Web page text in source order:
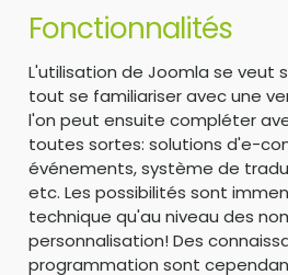
Fonctionnalités
L'utilisation de Joomla se veut
tout se familiariser avec une
l'on peut ensuite compléter
toutes sortes: solutions d'e-
événements, système de
etc. Les possibilités sont
technique qu'au niveau des
personnalisation! Des
programmation sont